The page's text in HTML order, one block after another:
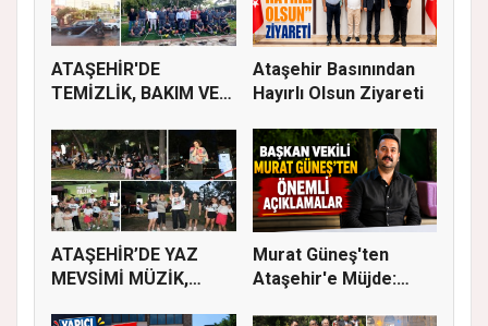
ATAŞEHİR'DE
TEMİZLİK, BAKIM VE
Ataşehir Basınından
Hayırlı Olsun Ziyareti
ATAŞEHİR’DE YAZ
MEVSİMİ MÜZİK,
Murat Güneş'ten
Ataşehir'e Müjde: